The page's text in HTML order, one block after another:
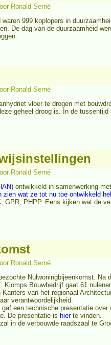
Ronald Serné
999 koplopers in
De dag van de duurzaamheid
Ronald Serné
vloer te drogen met
geheel droog is. In de
Ronald Serné
) ontwikkeld in samenwerking met
zien wat ze tot nu toe ontwikkeld
GPR, PHPP. Eens kijken wat de
Ronald Serné
Nulwoningbijeenkomst.
Bouwbedrijf gaat 61
van het regionaal
verantwoordelijkheid.
een technische presentatie
De presentatie is hierte vinden.
in de verbouwde raadszaal te